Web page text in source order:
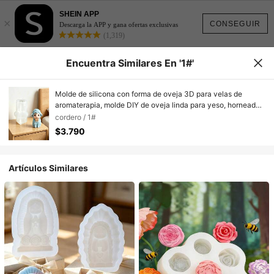
CONSEGUIR
×
SHEIN APP
Descarga la APP y gana ofertas exclusivas
(1,319)
Encuentra Similares En '1#'
Molde de silicona con forma de oveja 3D para velas de
aromaterapia, molde DIY de oveja linda para yeso, horneado
y decoración del hogar
cordero / 1#
$3.790
Artículos Similares